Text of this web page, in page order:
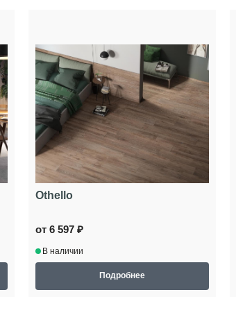
Othello
от 6 597 ₽
В наличии
Подробнее